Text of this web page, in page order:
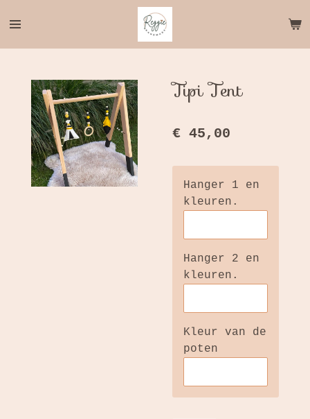
direct
naar
hoofdinhoud
Tipi Tent
€ 45,00
Hanger 1 en
kleuren.
Hanger 2 en
kleuren.
Kleur van de
poten